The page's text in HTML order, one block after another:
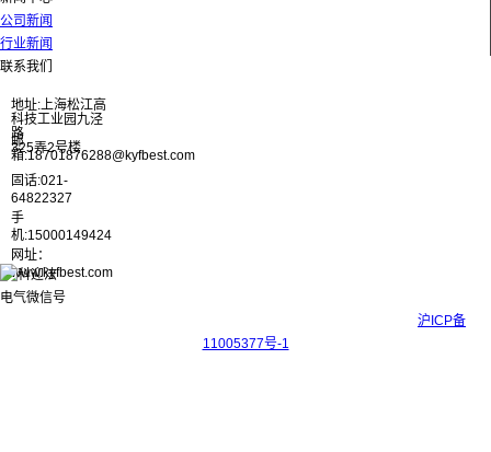
公司新闻
行业新闻
联系我们
地址:上海松江高
科技工业园九泾
路
325弄2号楼
邮
箱:18701876288@kyfbest.com
固话:021-
64822327
手
机:15000149424
网址：
www.kyfbest.com
沪ICP备
11005377号-1